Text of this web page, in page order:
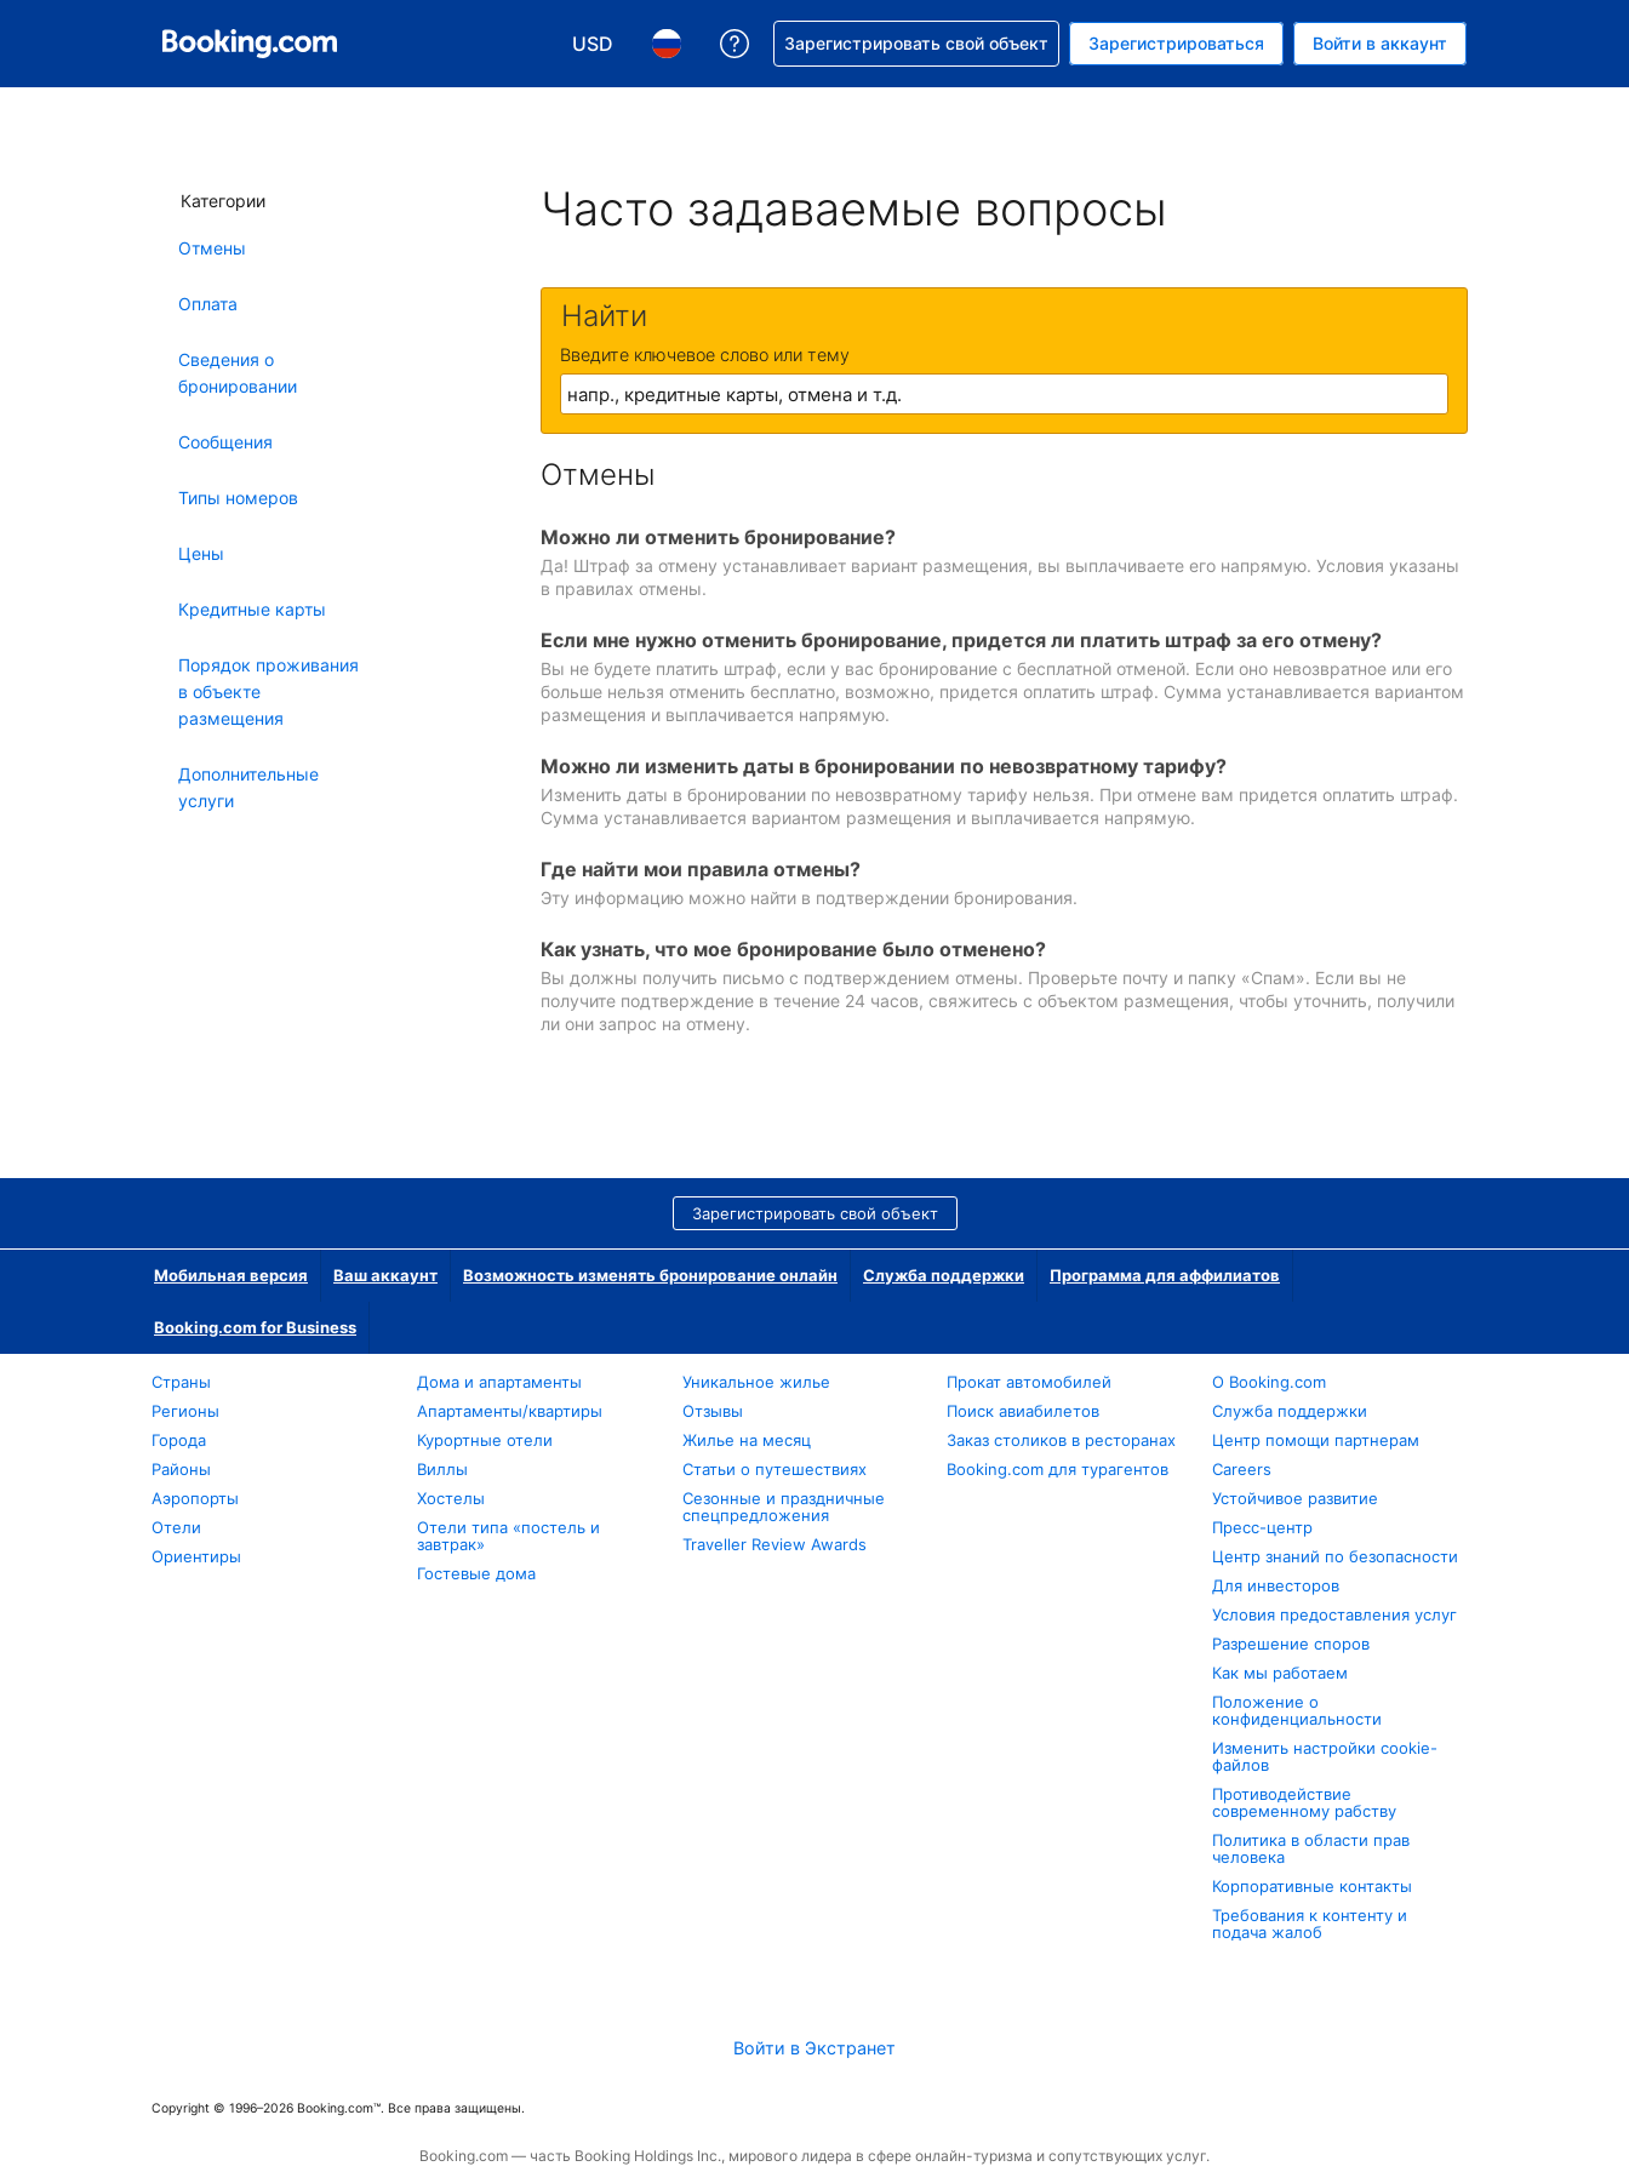
USD
Выберите валюту. Текущая валюта — Доллар США
Выберите язык. Текущий язык — На русском
Получите помощь с бронированием
Зарегистрировать свой объект Зарегистрироваться Войти в аккаунт
Категории
Отмены
Оплата
Сведения о
бронировании
Сообщения
Типы номеров
Цены
Кредитные карты
Порядок проживания
в объекте
размещения
Дополнительные
услуги
Часто задаваемые вопросы
Найти
Введите ключевое слово или тему
Отмены
Можно ли отменить бронирование?
Да! Штраф за отмену устанавливает вариант размещения, вы выплачиваете его напрямую. Условия указаны
в правилах отмены.
Если мне нужно отменить бронирование, придется ли платить штраф за его отмену?
Вы не будете платить штраф, если у вас бронирование с бесплатной отменой. Если оно невозвратное или его
больше нельзя отменить бесплатно, возможно, придется оплатить штраф. Сумма устанавливается вариантом
размещения и выплачивается напрямую.
Можно ли изменить даты в бронировании по невозвратному тарифу?
Изменить даты в бронировании по невозвратному тарифу нельзя. При отмене вам придется оплатить штраф.
Сумма устанавливается вариантом размещения и выплачивается напрямую.
Где найти мои правила отмены?
Эту информацию можно найти в подтверждении бронирования.
Как узнать, что мое бронирование было отменено?
Вы должны получить письмо с подтверждением отмены. Проверьте почту и папку «Спам». Если вы не
получите подтверждение в течение 24 часов, свяжитесь с объектом размещения, чтобы уточнить, получили
ли они запрос на отмену.
Зарегистрировать свой объект
Мобильная версия Ваш аккаунт Возможность изменять бронирование онлайн Служба поддержки Программа для аффилиатов
Booking.com for Business
Страны
Регионы
Города
Районы
Аэропорты
Отели
Ориентиры
Дома и апартаменты
Апартаменты/квартиры
Курортные отели
Виллы
Хостелы
Отели типа «постель и
завтрак»
Гостевые дома
Уникальное жилье
Отзывы
Жилье на месяц
Статьи о путешествиях
Сезонные и праздничные
спецпредложения
Traveller Review Awards
Прокат автомобилей
Поиск авиабилетов
Заказ столиков в ресторанах
Booking.com для турагентов
О Booking.com
Служба поддержки
Центр помощи партнерам
Careers
Устойчивое развитие
Пресс-центр
Центр знаний по безопасности
Для инвесторов
Условия предоставления услуг
Разрешение споров
Как мы работаем
Положение о
конфиденциальности
Изменить настройки cookie-
файлов
Противодействие
современному рабству
Политика в области прав
человека
Корпоративные контакты
Требования к контенту и
подача жалоб
Войти в Экстранет
Copyright © 1996–2026 Booking.com™. Все права защищены.
Booking.com — часть Booking Holdings Inc., мирового лидера в сфере онлайн-туризма и сопутствующих услуг.